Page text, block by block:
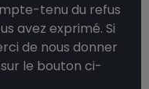
tenu du refus
avez exprimé. Si
de nous donner
le bouton ci-